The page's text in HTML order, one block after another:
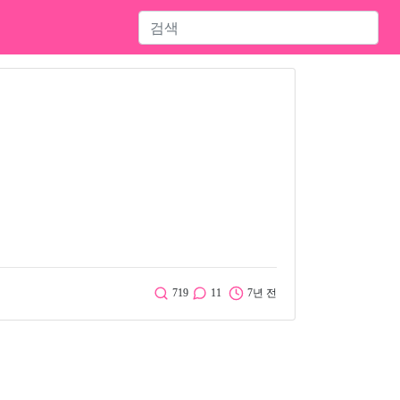
719 11 7년 전